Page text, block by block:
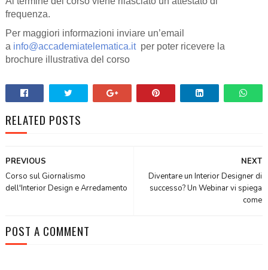
frequenza.
Per maggiori informazioni inviare un’email
a info@accademiatelematica.it per poter ricevere la
brochure illustrativa del corso
RELATED POSTS
NEXT
Diventare un Interior Designer di
successo? Un Webinar vi spiega
come
PREVIOUS
Corso sul Giornalismo
dell'Interior Design e Arredamento
POST A COMMENT